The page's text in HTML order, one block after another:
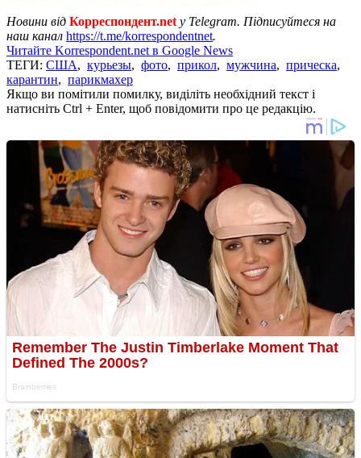
Новини від Корреспондент.net у Telegram. Підписуйтеся на
наш канал https://t.me/korrespondentnet.
Читайте Korrespondent.net в Google News
ТЕГИ: США, курьезы, фото, прикол, мужчина, прическа,
карантин, парикмахер
Якщо ви помітили помилку, виділіть необхідний текст і
натисніть Ctrl + Enter, щоб повідомити про це редакцію.